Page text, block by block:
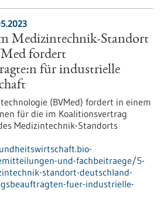
Medizintechnik-Standort
fordert
für industrielle
(BVMed) fordert in einem
für die im Koalitionsvertrag
Medizintechnik-Standorts
und-fachbeitraege/5-
standort-deutschland-
fuer-industrielle-